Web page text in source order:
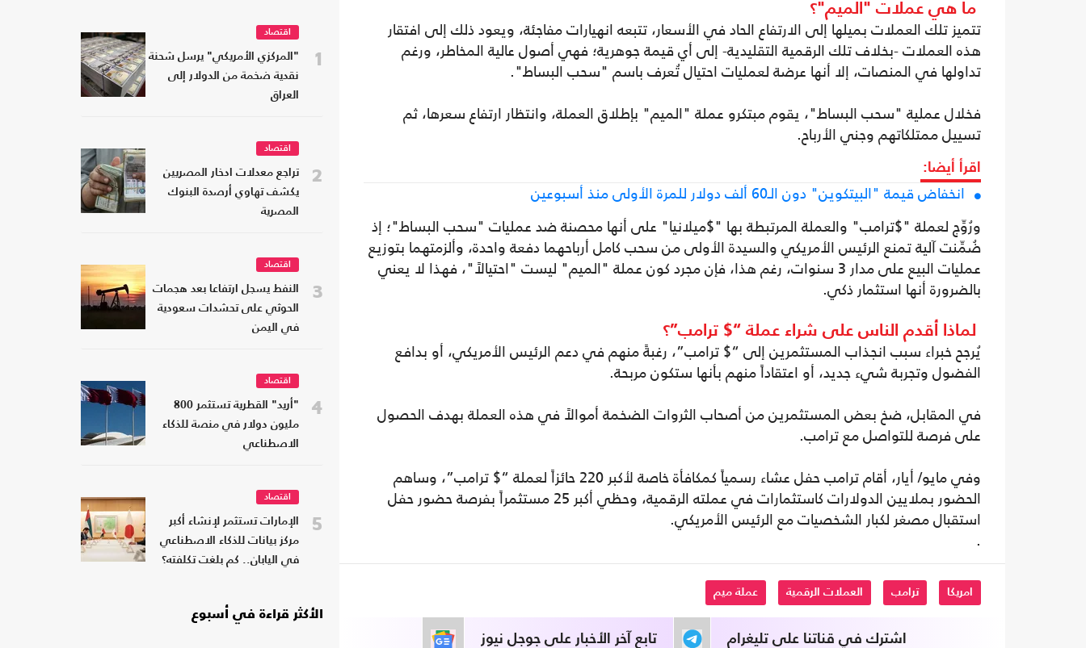
ما هي عملات "الميم"؟
تتميز تلك العملات بميلها إلى الارتفاع الحاد في الأسعار، تتبعه انهيارات مفاجئة، ويعود ذلك إلى افتقار
هذه العملات -بخلاف تلك الرقمية التقليدية- إلى أي قيمة جوهرية؛ فهي أصول عالية المخاطر، ورغم
تداولها في المنصات، إلا أنها عرضة لعمليات احتيال تُعرف باسم "سحب البساط".
فخلال عملية "سحب البساط"، يقوم مبتكرو عملة "الميم" بإطلاق العملة، وانتظار ارتفاع سعرها، ثم
تسييل ممتلكاتهم وجني الأرباح.
اقرأ أيضا:
انخفاض قيمة "البيتكوين" دون الـ60 ألف دولار للمرة الأولى منذ أسبوعين
ورُوِّج لعملة "$ترامب" والعملة المرتبطة بها "$ميلانيا" على أنها محصنة ضد عمليات "سحب البساط"؛ إذ
ضُمِّنت آلية تمنع الرئيس الأمريكي والسيدة الأولى من سحب كامل أرباحهما دفعة واحدة، وألزمتهما بتوزيع
عمليات البيع على مدار 3 سنوات، رغم هذا، فإن مجرد كون عملة "الميم" ليست "احتيالاً"، فهذا لا يعني
بالضرورة أنها استثمار ذكي.
لماذا أقدم الناس على شراء عملة “$ ترامب”؟
يُرجح خبراء سبب انجذاب المستثمرين إلى “$ ترامب”، رغبةً منهم في دعم الرئيس الأمريكي، أو بدافع
الفضول وتجربة شيء جديد، أو اعتقاداً منهم بأنها ستكون مربحة.
في المقابل، ضخ بعض المستثمرين من أصحاب الثروات الضخمة أموالاً في هذه العملة بهدف الحصول
على فرصة للتواصل مع ترامب.
وفي مايو/ أيار، أقام ترامب حفل عشاء رسمياً كمكافأة خاصة لأكبر 220 حائزاً لعملة “$ ترامب”، وساهم
الحضور بملايين الدولارات كاستثمارات في عملته الرقمية، وحظي أكبر 25 مستثمراً بفرصة حضور حفل
استقبال مصغر لكبار الشخصيات مع الرئيس الأمريكي.
.
امريكا ترامب العملات الرقمية عملة ميم
تابع آخر الأخبار على جوجل نيوز اشترك في قناتنا على تليغرام
1
اقتصاد
"المركزي الأمريكي" يرسل شحنة
نقدية ضخمة من الدولار إلى
العراق
2
اقتصاد
تراجع معدلات ادخار المصريين
يكشف تهاوي أرصدة البنوك
المصرية
3
اقتصاد
النفط يسجل ارتفاعا بعد هجمات
الحوثي على تحشدات سعودية
في اليمن
4
اقتصاد
"أريد" القطرية تستثمر 800
مليون دولار في منصة للذكاء
الاصطناعي
5
اقتصاد
الإمارات تستثمر لإنشاء أكبر
مركز بيانات للذكاء الاصطناعي
في اليابان.. كم بلغت تكلفته؟
الأكثر قراءة في أسبوع